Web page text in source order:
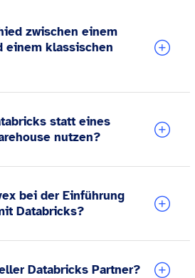
zwischen einem
einem klassischen
statt eines
nutzen?
bei der Einführung
Databricks?
Databricks Partner?